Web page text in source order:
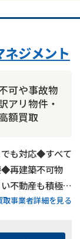
ジメント
可や事故物
アリ物件・
額買取
も対応◆すべて
◆再建築不可物
不動産も積極買
件もそのままで
取事業者詳細を見る